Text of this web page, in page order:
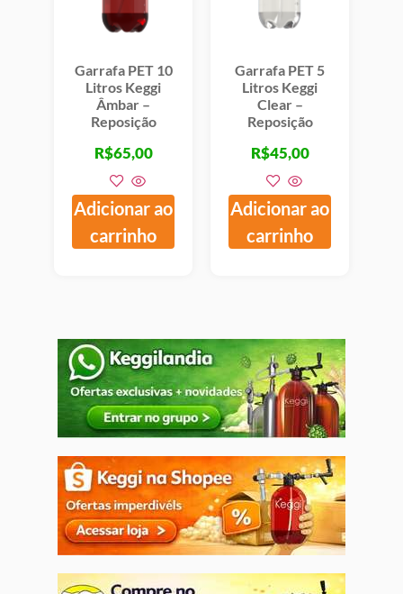
Garrafa PET 10
Litros Keggi
Âmbar –
Reposição
R$65,00
Adicionar ao
carrinho
Garrafa PET 5
Litros Keggi
Clear –
Reposição
R$45,00
Adicionar ao
carrinho